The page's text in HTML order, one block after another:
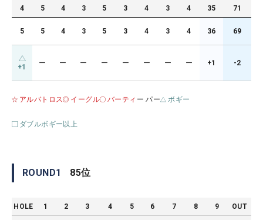
4 5 4 3 5 3 4 3 4 35 71
5 5 4 3 5 3 4 3 4 36 69
+1 ー ー ー ー ー ー ー ー +1 -2
アルバトロス イーグル バーティ ー パー ボギー
ダブルボギー以上
ROUND1 85位
HOLE 1 2 3 4 5 6 7 8 9 OUT